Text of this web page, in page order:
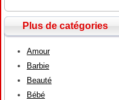
Plus de catégories
Amour
Barbie
Beauté
Bébé